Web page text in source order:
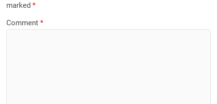
marked*
Comment*